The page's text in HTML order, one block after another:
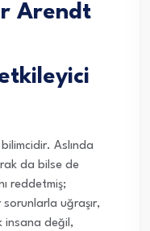
Arendt
Aslında
da bilse de
reddetmiş;
uğraşır,
insana değil,